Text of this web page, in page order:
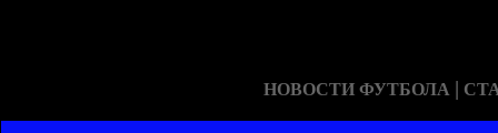
НОВОСТИ ФУТБОЛА |